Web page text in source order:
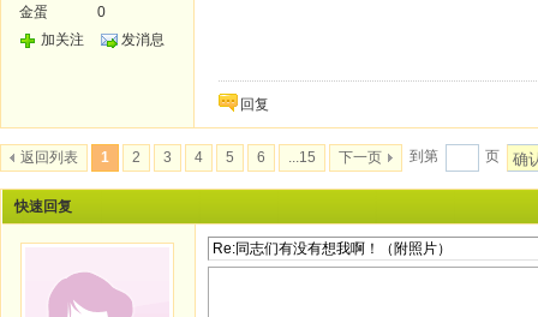
金蛋
0
加关注
发消息
回复
返回列表 1 2 3 4 5 6 ...15 下一页 到第 页 确
快速回复